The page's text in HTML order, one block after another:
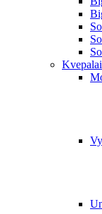
Kvepalai